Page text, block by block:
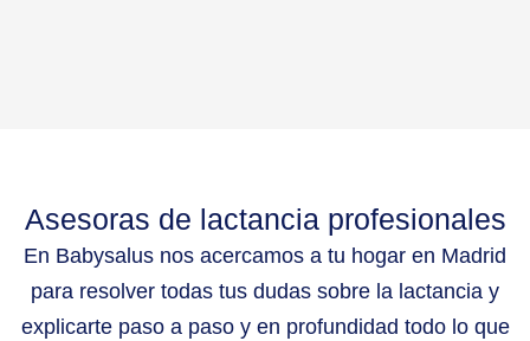
Asesoras de lactancia profesionales
En Babysalus nos acercamos a tu hogar en Madrid
para resolver todas tus dudas sobre la lactancia y
explicarte paso a paso y en profundidad todo lo que